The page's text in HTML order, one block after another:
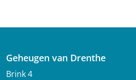
Geheugen van Drenthe
Brink 4